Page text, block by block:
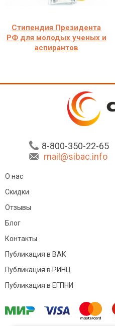
Стипендия Президента
РФ для молодых ученых и
аспирантов
8-800-350-22-65
mail@sibac.info
О нас
Скидки
Отзывы
Блог
Контакты
Публикация в ВАК
Публикация в РИНЦ
Публикация в ЕГПНИ